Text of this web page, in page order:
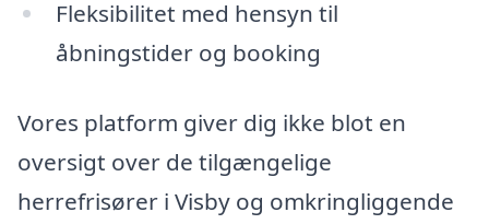
Fleksibilitet med hensyn til
åbningstider og booking
Vores platform giver dig ikke blot en
oversigt over de tilgængelige
herrefrisører i Visby og omkringliggende